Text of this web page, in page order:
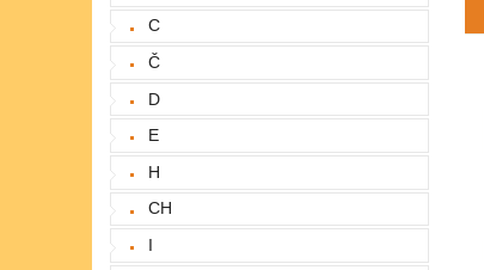
C
Č
D
E
H
CH
I